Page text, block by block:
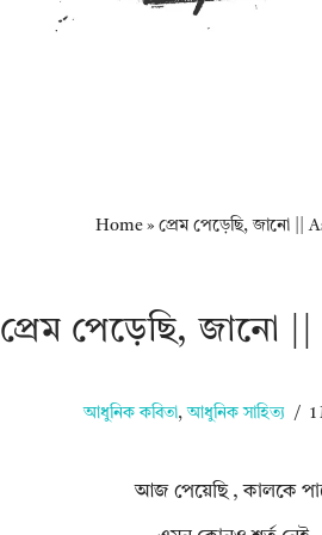
Home » প্রেম পেড়েছি, জানো ||
প্রেম পেড়েছি, জানো
আধুনিক কবিতা,আধুনিক সাহিত্য 1
আজ পেয়েছি , কালকে